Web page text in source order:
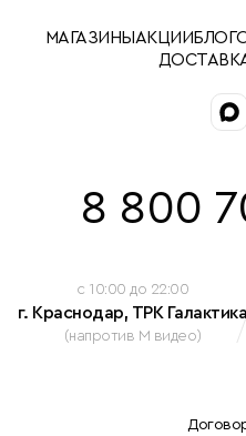
МАГАЗИНЫ АКЦИИБЛОГ
8 800
c 10:00 до 22:00
г. Краснодар, ТРК
(напротив М видео)